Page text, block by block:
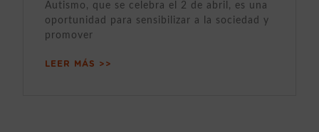
Autismo, que se celebra el 2 de abril, es una
oportunidad para sensibilizar a la sociedad y
promover
LEER MÁS >>